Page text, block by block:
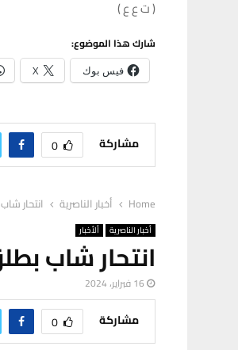
( ت ع ع )
شارك هذا الموضوع:
فيس بوك X
مشاركة 0
Home أخبار الناصرية انتحار
أخبار الناصرية ألأخبار
انتحار شاب
16 فبراير، 2024
مشاركة 0